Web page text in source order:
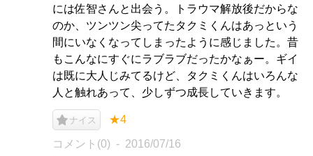
には佐智さんと出会う。トラウマ解放後だからな
のか、ツンツン尖ってたタクミくんはあっという
間にいなくなってしまったように感じました。昔
もこんなにすぐにラブラブだったかなぁー。ギイ
は既に大人じみてるけど、タクミくんはいろんな
人と触れあって、少しずつ成長していきます。
ナイス ★4
コメント(0) 2016/07/16